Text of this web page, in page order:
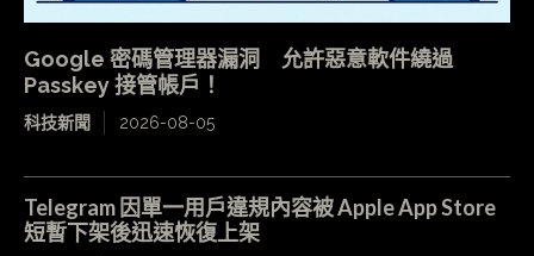
Google 密碼管理器漏洞 允許惡意軟件繞過
Passkey 接管帳戶！
科技新聞 2026-08-05
Telegram 因單一用戶違規內容被 Apple App Store
短暫下架後迅速恢復上架